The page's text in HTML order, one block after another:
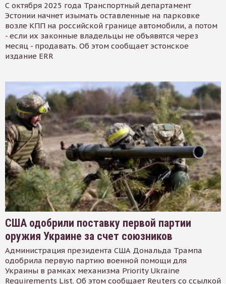
С октября 2025 года Транспортный департамент
Эстонии начнет изымать оставленные на парковке
возле КПП на российской границе автомобили, а потом
- если их законные владельцы не объявятся через
месяц - продавать. Об этом сообщает эстонское
издание ERR
США одобрили поставку первой партии
оружия Украине за счет союзников
Администрация президента США Дональда Трампа
одобрила первую партию военной помощи для
Украины в рамках механизма Priority Ukraine
Requirements List. Об этом сообщает Reuters со ссылкой